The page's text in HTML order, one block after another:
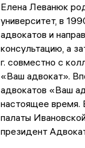
Елена Леванюк
университет, в
адвокатов и
консультацию, а
г. совместно с
«Ваш адвокат».
адвокатов «Ваш
настоящее время.
палаты
президент